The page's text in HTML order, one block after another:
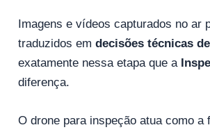
Imagens e vídeos capturados no ar
traduzidos emdecisões técnicas
exatamente nessa etapa que a
diferença.
O drone para inspeção atua como a